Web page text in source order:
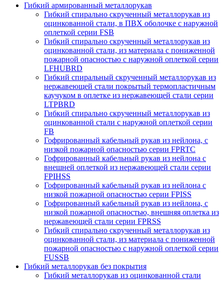
Гибкий армированный металлорукав
Гибкий спирально скрученный металлорукав из
оцинкованной стали, в ПВХ оболочке с наружной
оплеткой серии FSB
Гибкий спирально скрученный металлорукав из
оцинкованной стали, из материала с пониженной
пожарной опасностью с наружной оплеткой серии
LFHUBRD
Гибкий спиральный скрученный металлорукав из
нержавеющей стали покрытый термопластичным
каучуком в оплетке из нержавеющей стали серии
LTPBRD
Гибкий спирально скрученный металлорукав из
оцинкованной стали с наружной оплеткой серии
FB
Гофрированный кабельный рукав из нейлона, с
низкой пожарной опасностью серии FPRTC
Гофрированный кабельный рукав из нейлона с
внешней оплеткой из нержавеющей стали серии
FPIHSS
Гофрированный кабельный рукав из нейлона с
низкой пожарной опасностью серии FPISS
Гофрированный кабельный рукав из нейлона, с
низкой пожарной опасностью, внешняя оплетка из
нержавеющей стали серии FPRSS
Гибкий спирально скрученный металлорукав из
оцинкованной стали, из материала с пониженной
пожарной опасностью с наружной оплеткой серии
FUSSB
Гибкий металлорукав без покрытия
Гибкий металлорукав из оцинкованной стали